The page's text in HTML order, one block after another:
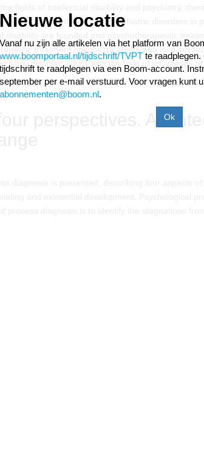
problems and psychiatric disorders in
treatment options for adults with mild
disabled adults with the help of knowledge
perspectives. An
Nieuwe locatie
Vanaf nu zijn alle artikelen via het platform van
www.boomportaal.nl/tijdschrift/TVPT te
tijdschrift te raadplegen via een Boom-account.
september per e-mail verstuurd. Voor vragen kunt
abonnementen@boom.nl.